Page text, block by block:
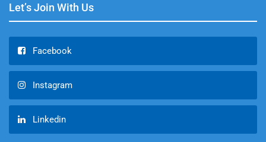
Let’s Join With Us
Facebook
Instagram
Linkedin